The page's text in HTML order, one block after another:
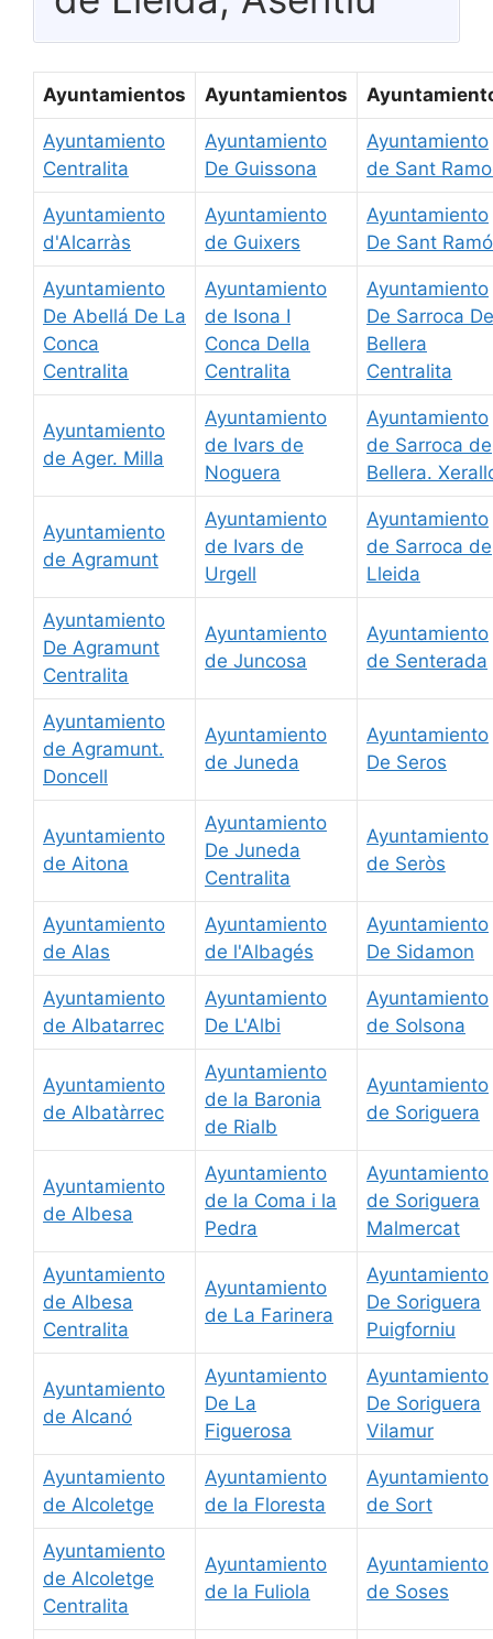
Ayuntamientos Ayuntamientos
Ayuntamiento
Centralita
Ayuntamiento
De Guissona
Ayuntamiento
de Sant
Ayuntamiento
d'Alcarràs
Ayuntamiento
de Guixers
Ayuntamiento
De Sant
Ayuntamiento
De Abellá De La
Conca
Centralita
Ayuntamiento
de Isona I
Conca Della
Centralita
Ayuntamiento
De Sarroca De
Bellera
Centralita
Ayuntamiento
de Ager. Milla
Ayuntamiento
de Ivars de
Noguera
Ayuntamiento
de Sarroca de
Bellera.
Ayuntamiento
de Agramunt
Ayuntamiento
de Ivars de
Urgell
Ayuntamiento
de Sarroca de
Lleida
Ayuntamiento
De Agramunt
Centralita
Ayuntamiento
de Juncosa
Ayuntamiento
de Senterada
Ayuntamiento
de Agramunt.
Doncell
Ayuntamiento
de Juneda
Ayuntamiento
De Seros
Ayuntamiento
de Aitona
Ayuntamiento
De Juneda
Centralita
Ayuntamiento
de Seròs
Ayuntamiento
de Alas
Ayuntamiento
de l'Albagés
Ayuntamiento
De Sidamon
Ayuntamiento
de Albatarrec
Ayuntamiento
De L'Albi
Ayuntamiento
de Solsona
Ayuntamiento
de Albatàrrec
Ayuntamiento
de la Baronia
de Rialb
Ayuntamiento
de Soriguera
Ayuntamiento
de Albesa
Ayuntamiento
de la Coma i la
Pedra
Ayuntamiento
de Soriguera
Malmercat
Ayuntamiento
de Albesa
Centralita
Ayuntamiento
de La Farinera
Ayuntamiento
De Soriguera
Puigforniu
Ayuntamiento
de Alcanó
Ayuntamiento
De La
Figuerosa
Ayuntamiento
De Soriguera
Vilamur
Ayuntamiento
de Alcoletge
Ayuntamiento
de la Floresta
Ayuntamiento
de Sort
Ayuntamiento
de Alcoletge
Centralita
Ayuntamiento
de la Fuliola
Ayuntamiento
de Soses